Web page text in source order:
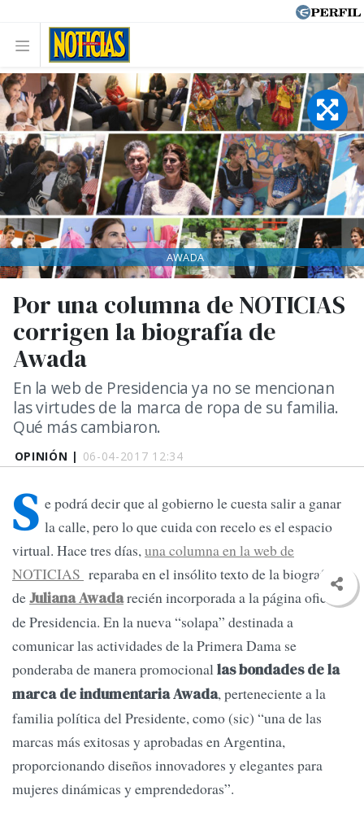
OPINIÓN | 06-04-2017 12:34
Por una columna de NOTICIAS
corrigen la biografía de
Awada
En la web de Presidencia ya no se mencionan
las virtudes de la marca de ropa de su familia.
Qué más cambiaron.
AWADA
S e podrá decir que al gobierno le cuesta salir a ganar
la calle, pero lo que cuida con recelo es el espacio
virtual. Hace tres días,una columna en la web de
NOTICIAS reparaba en el insólito texto de la biografía
deJuliana Awadarecién incorporada a la página oficial
de Presidencia. En la nueva “solapa” destinada a
comunicar las actividades de la Primera Dama se
ponderaba de manera promocionallas bondades de la
marca de indumentaria Awada, perteneciente a la
familia política del Presidente, como (sic) “una de las
marcas más exitosas y aprobadas en Argentina,
proporcionando diseños innovadores y elegantes para
mujeres dinámicas y emprendedoras”.